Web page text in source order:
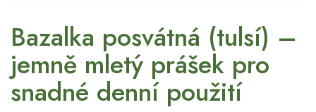
Bazalka posvátná (tulsí) –
jemně mletý prášek pro
snadné denní použití